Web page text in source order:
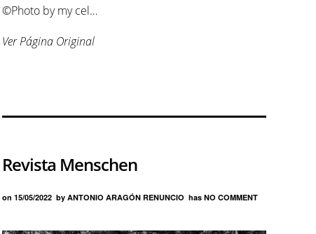
©Photo by my cel…
Ver Página Original
Revista Menschen
on 15/05/2022 by ANTONIO ARAGÓN RENUNCIO has NO COMMENT